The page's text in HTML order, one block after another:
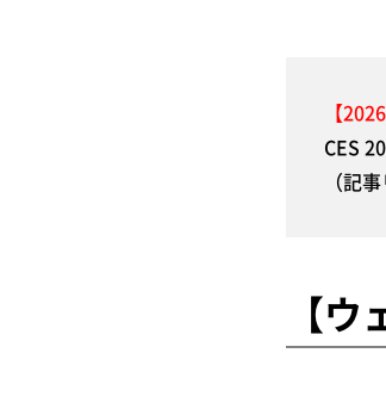
【
CES
（記
【ウ